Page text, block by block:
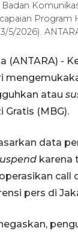
Badan
Program
5/2026).
(ANTARA) -
atau
Gratis (MBG).
data
karena
call
pers di